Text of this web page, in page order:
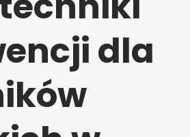
dla